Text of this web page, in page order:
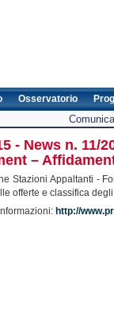
Osservatorio
- News n. 11/
–
Stazioni Appaltanti -
offerte e classifica
http://